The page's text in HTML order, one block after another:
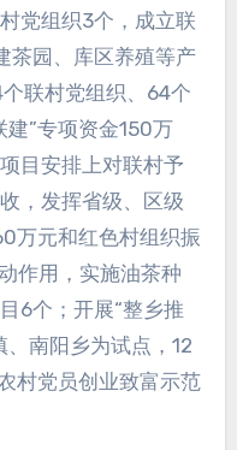
党组织3个，成立联
茶园、库区养殖等产
联村党组织、64个
”专项资金150万
目安排上对联村予
，发挥省级、区级
万元和红色村组织振
作用，实施油茶种
6个；开展“整乡推
南阳乡为试点，12
村党员创业致富示范